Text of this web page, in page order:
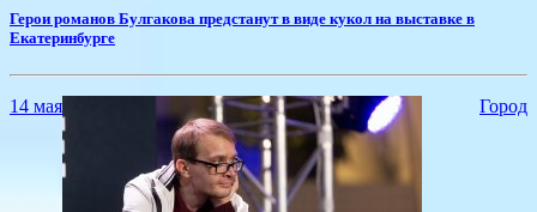
​Герои романов Булгакова предстанут в виде кукол на выставке в
Екатеринбурге
14 мая Город